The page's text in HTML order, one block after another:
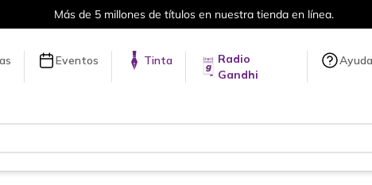
Envíos a todo el mundo, para más información da clickaquí
Eventos Tinta
Radio
Gandhi
Ayuda